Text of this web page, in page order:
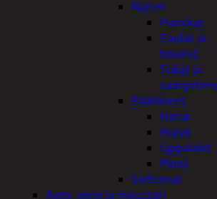
Naiset
Hanskat
Paidat ja
housut
Sukat ja
Päähineet
Hatut
Huivit
Lippalakit
Pipot
Sadeasut
Auto, vene ja moottori